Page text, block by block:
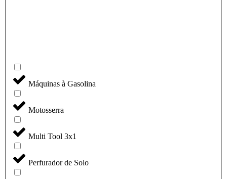
Máquinas à Gasolina
Motosserra
Multi Tool 3x1
Perfurador de Solo